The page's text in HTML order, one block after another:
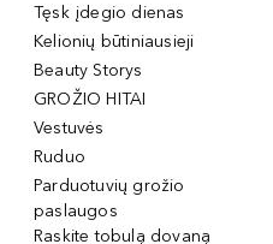
Tęsk įdegio dienas
Kelionių būtiniausieji
Beauty Storys
GROŽIO HITAI
Vestuvės
Ruduo
Parduotuvių grožio
paslaugos
Raskite tobulą dovaną